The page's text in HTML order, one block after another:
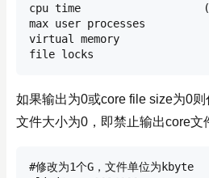
cpu time
max user processes
virtual memory
file locks
如果输出为0或core file size为0
文件大小为0，即禁止输出core文
#修改为1个G，文件单位为kbyte